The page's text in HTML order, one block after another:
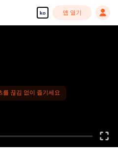
ko 앱 열기
를 끊김 없이 즐기세요